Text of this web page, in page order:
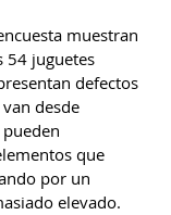
muestran
54 juguetes
defectos
desde
que
por un
elevado.